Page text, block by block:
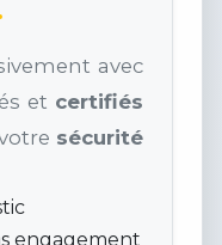
avec
et certifiés
sécurité
engagement